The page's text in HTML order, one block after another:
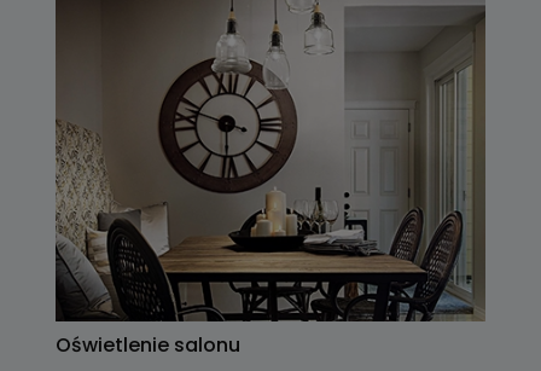
Oświetlenie salonu